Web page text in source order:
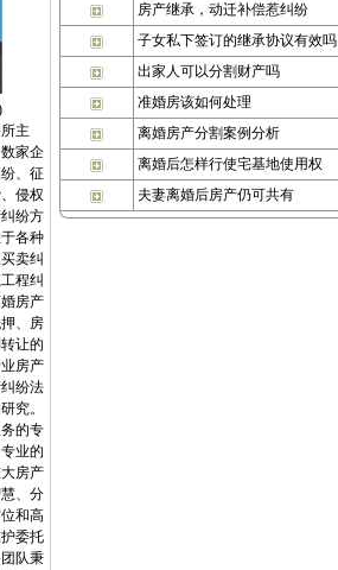
主
家企
、征
侵权
纷方
各种
卖纠
程纠
房产
、房
让的
房产
纷法
究。
的专
业的
房产
、分
和高
委托
队秉
房产继承，动迁补偿惹纠纷
子女私下签订的继承协议有效吗
出家人可以分割财产吗
准婚房该如何处理
离婚房产分割案例分析
离婚后怎样行使宅基地使用权
夫妻离婚后房产仍可共有